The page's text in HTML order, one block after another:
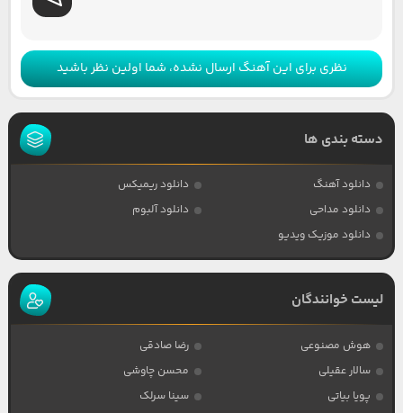
نظری برای این آهنگ ارسال نشده، شما اولین نظر باشید
دسته بندی ها
دانلود آهنگ
دانلود ریمیکس
دانلود مداحی
دانلود آلبوم
دانلود موزیک ویدیو
لیست خوانندگان
هوش مصنوعی
رضا صادقی
سالار عقیلی
محسن چاوشی
پویا بیاتی
سینا سرلک